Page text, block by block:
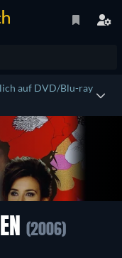
auf DVD/Blu-ray
(2006)